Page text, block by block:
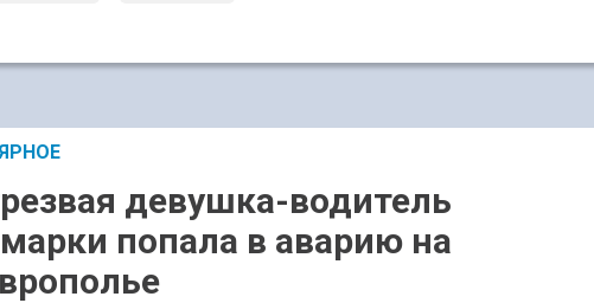
девушка-водитель
попала в аварию на